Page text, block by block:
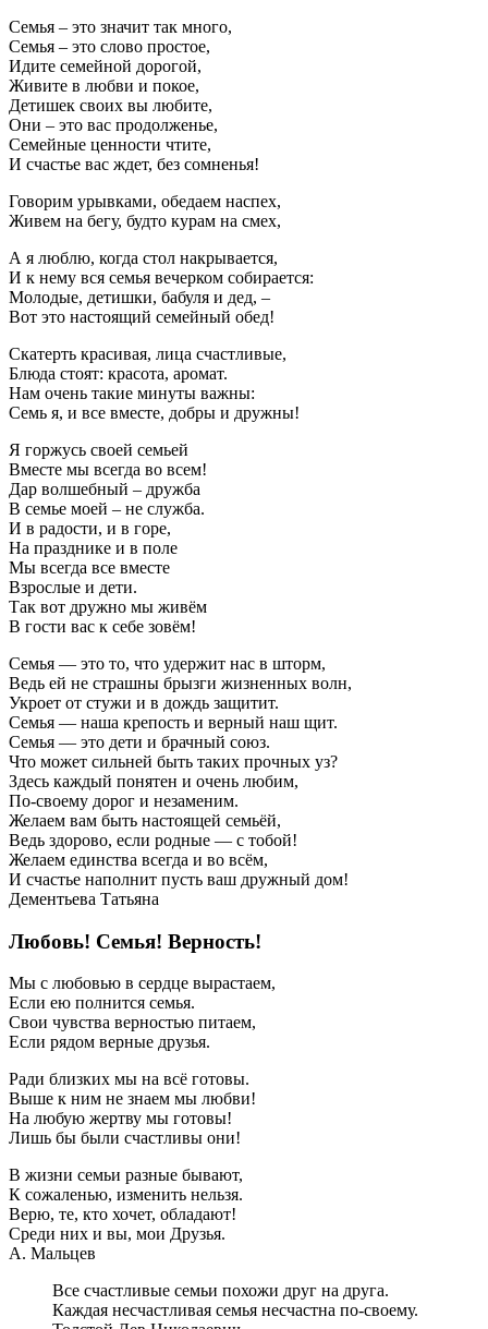
Семья – это значит так много,
Семья – это слово простое,
Идите семейной дорогой,
Живите в любви и покое,
Детишек своих вы любите,
Они – это вас продолженье,
Семейные ценности чтите,
И счастье вас ждет, без сомненья!
Говорим урывками, обедаем наспех,
Живем на бегу, будто курам на смех,
А я люблю, когда стол накрывается,
И к нему вся семья вечерком собирается:
Молодые, детишки, бабуля и дед, –
Вот это настоящий семейный обед!
Скатерть красивая, лица счастливые,
Блюда стоят: красота, аромат.
Нам очень такие минуты важны:
Семь я, и все вместе, добры и дружны!
Я горжусь своей семьей
Вместе мы всегда во всем!
Дар волшебный – дружба
В семье моей – не служба.
И в радости, и в горе,
На празднике и в поле
Мы всегда все вместе
Взрослые и дети.
Так вот дружно мы живём
В гости вас к себе зовём!
Семья — это то, что удержит нас в шторм,
Ведь ей не страшны брызги жизненных волн,
Укроет от стужи и в дождь защитит.
Семья — наша крепость и верный наш щит.
Семья — это дети и брачный союз.
Что может сильней быть таких прочных уз?
Здесь каждый понятен и очень любим,
По-своему дорог и незаменим.
Желаем вам быть настоящей семьёй,
Ведь здорово, если родные — с тобой!
Желаем единства всегда и во всём,
И счастье наполнит пусть ваш дружный дом!
Дементьева Татьяна
Любовь! Семья! Верность!
Мы с любовью в сердце вырастаем,
Если ею полнится семья.
Свои чувства верностью питаем,
Если рядом верные друзья.
Ради близких мы на всё готовы.
Выше к ним не знаем мы любви!
На любую жертву мы готовы!
Лишь бы были счастливы они!
В жизни семьи разные бывают,
К сожаленью, изменить нельзя.
Верю, те, кто хочет, обладают!
Среди них и вы, мои Друзья.
А. Мальцев
Все счастливые семьи похожи друг на друга.
Каждая несчастливая семья несчастна по-своему.